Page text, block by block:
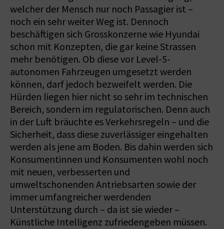
welcher der Mensch nur noch Passagier ist –
noch ein sehr weiter Weg ist. Dennoch
beschäftigen sich Grosskonzerne wie Hyundai
schon mit Konzepten, die gar keine Strassen
mehr benötigen. Ob diese vor Level-5-
autonomen Fahrzeugen umgesetzt werden
können, darf jedoch bezweifelt werden. Die
Hürden liegen hier nicht so sehr im technischen
Bereich, sondern im regulatorischen. Denn auch
in der Luft bräuchte es Verkehrsregeln – und die
Sicherheit, dass diese zuverlässiger eingehalten
werden als jene am Boden. Bis dahin werden sich
Konsumentinnen und Konsumenten wohl noch
mit neuen, verbesserten und
umweltschonenden Antriebsarten sowie der
immer umfangreicher werdenden
Unterstützung durch – da ist sie wieder –
Künstliche Intelligenz zufriedengeben müssen.